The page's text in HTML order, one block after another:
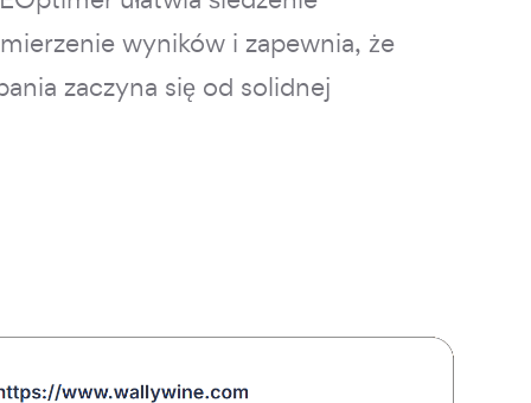
wyników i zapewnia, że
zaczyna się od solidnej